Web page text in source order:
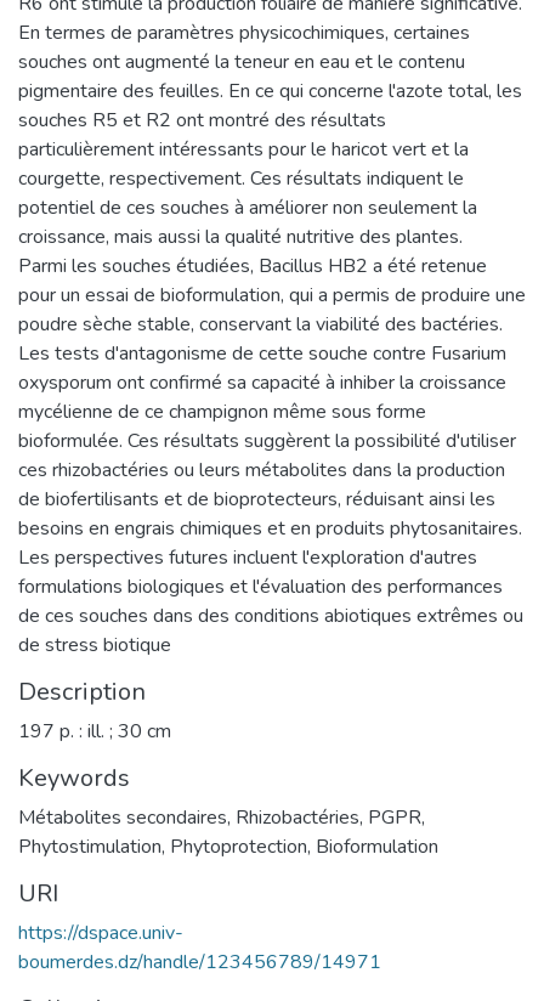
En termes de paramètres physicochimiques, certaines
souches ont augmenté la teneur en eau et le contenu
pigmentaire des feuilles. En ce qui concerne l'azote total, les
souches R5 et R2 ont montré des résultats
particulièrement intéressants pour le haricot vert et la
courgette, respectivement. Ces résultats indiquent le
potentiel de ces souches à améliorer non seulement la
croissance, mais aussi la qualité nutritive des plantes.
Parmi les souches étudiées, Bacillus HB2 a été retenue
pour un essai de bioformulation, qui a permis de produire une
poudre sèche stable, conservant la viabilité des bactéries.
Les tests d'antagonisme de cette souche contre Fusarium
oxysporum ont confirmé sa capacité à inhiber la croissance
mycélienne de ce champignon même sous forme
bioformulée. Ces résultats suggèrent la possibilité d'utiliser
ces rhizobactéries ou leurs métabolites dans la production
de biofertilisants et de bioprotecteurs, réduisant ainsi les
besoins en engrais chimiques et en produits phytosanitaires.
Les perspectives futures incluent l'exploration d'autres
formulations biologiques et l'évaluation des performances
de ces souches dans des conditions abiotiques extrêmes ou
de stress biotique
Description
197 p. : ill. ; 30 cm
Keywords
Métabolites secondaires, Rhizobactéries, PGPR,
Phytostimulation, Phytoprotection, Bioformulation
URI
https://dspace.univ-
boumerdes.dz/handle/123456789/14971